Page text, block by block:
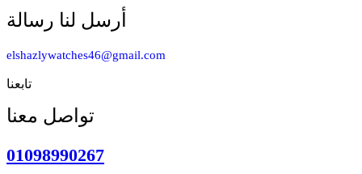
أرسل لنا رسالة
elshazlywatches46@gmail.com
تابعنا
تواصل معنا
01098990267